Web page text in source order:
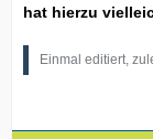
hat hierzu
Einmal editiert,